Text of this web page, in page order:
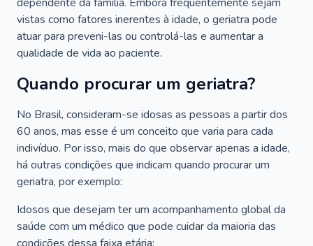
vistas como fatores inerentes à idade, o geriatra pode
atuar para preveni-las ou controlá-las e aumentar a
qualidade de vida ao paciente.
Quando procurar um geriatra?
No Brasil, consideram-se idosas as pessoas a partir dos
60 anos, mas esse é um conceito que varia para cada
indivíduo. Por isso, mais do que observar apenas a idade,
há outras condições que indicam quando procurar um
geriatra, por exemplo:
Idosos que desejam ter um acompanhamento global da
saúde com um médico que pode cuidar da maioria das